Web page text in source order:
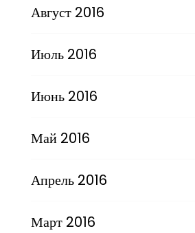
Август 2016
Июль 2016
Июнь 2016
Май 2016
Апрель 2016
Март 2016